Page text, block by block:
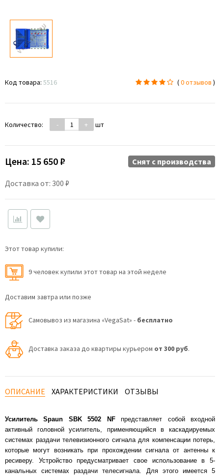
Код товара: 5516 (0 отзывов )
Количество: - + шт
Цена: 15 650 ₽
Доставка от: 300 ₽
Снят c производства
Этот товар купили:
9 человек купили этот товар на этой неделе
Доставим завтра или позже
Самовывоз из магазина «VegaSat» - бесплатно
Доставка заказа до квартиры курьером от 300 руб.
ОПИСАНИЕ ХАРАКТЕРИСТИКИ ОТЗЫВЫ
Усилитель Spaun SBK 5502 NFпредставляет собой входной
активный головной усилитель, применяющийся в каскадируемых
системах раздачи телевизионного сигнала для компенсации потерь,
которые могут возникать при прохождении сигнала от антенны к
ресиверу. Устройство предусматривает свое использование в 5-
канальных системах раздачи телесигнала. Для этого имеется 5